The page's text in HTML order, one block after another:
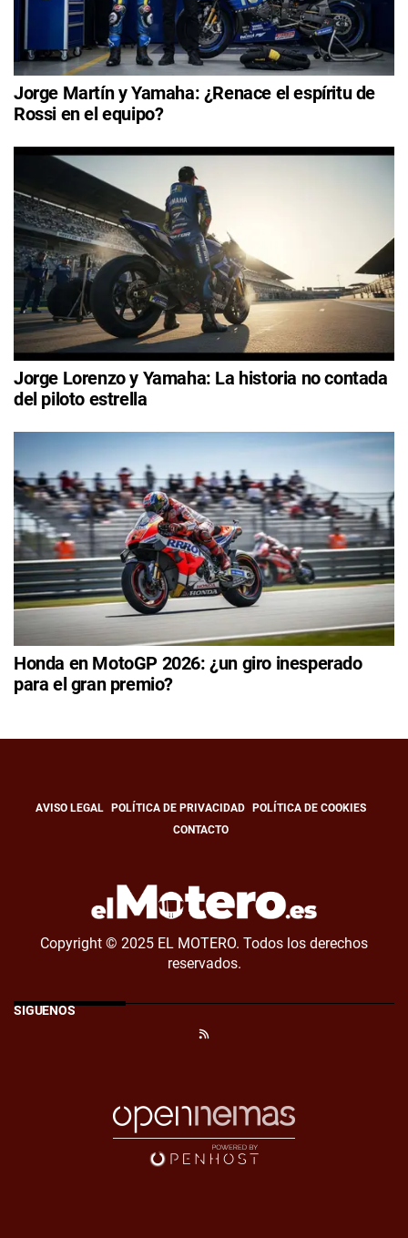
Jorge Martín y Yamaha: ¿Renace el espíritu de
Rossi en el equipo?
Jorge Lorenzo y Yamaha: La historia no contada
del piloto estrella
Honda en MotoGP 2026: ¿un giro inesperado
para el gran premio?
AVISO LEGAL POLÍTICA DE PRIVACIDAD
POLÍTICA DE COOKIES
CONTACTO
Copyright © 2025 EL MOTERO. Todos los derechos
reservados.
SÍGUENOS